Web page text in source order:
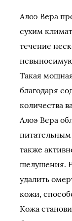
Алоэ Вера
сухим
течение
Такая
благодаря
количества
Алоэ Вера
также
шелушения.
удалить
кожи,
Кожа